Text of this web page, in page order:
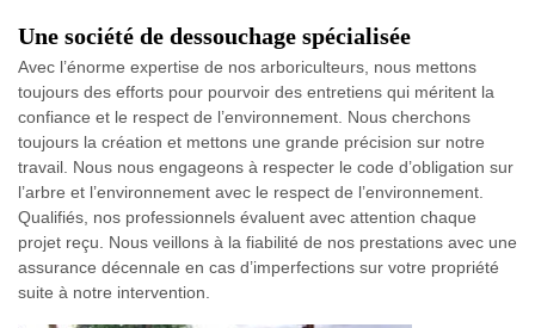
Une société de dessouchage spécialisée
Avec l’énorme expertise de nos arboriculteurs, nous mettons
toujours des efforts pour pourvoir des entretiens qui méritent la
confiance et le respect de l’environnement. Nous cherchons
toujours la création et mettons une grande précision sur notre
travail. Nous nous engageons à respecter le code d’obligation sur
l’arbre et l’environnement avec le respect de l’environnement.
Qualifiés, nos professionnels évaluent avec attention chaque
projet reçu. Nous veillons à la fiabilité de nos prestations avec une
assurance décennale en cas d’imperfections sur votre propriété
suite à notre intervention.